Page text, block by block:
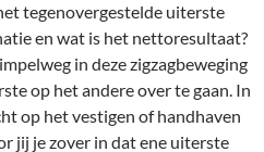
tegenovergestelde uiterste
en wat is het nettoresultaat?
in deze zigzagbeweging
op het andere over te gaan. In
op het vestigen of handhaven
jij je zover in dat ene uiterste